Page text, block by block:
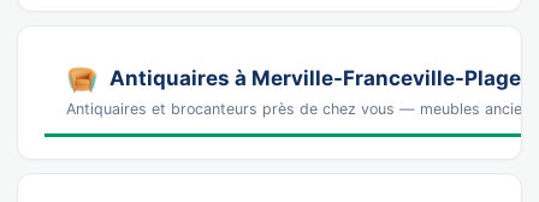
Antiquaires à Merville-Franceville-Plage
Antiquaires et brocanteurs près de chez vous — meubles